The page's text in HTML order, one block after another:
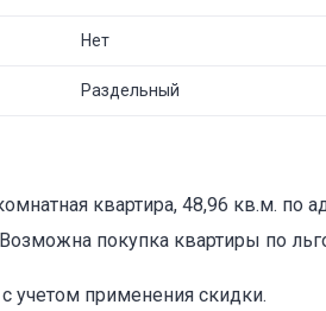
Нет
Раздельный
квартира, 48,96 кв.м. по
покупка квартиры по
учетом применения скидки.